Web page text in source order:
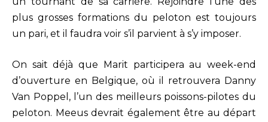
plus grosses formations du peloton est toujours
un pari, et il faudra voir s’il parvient à s’y imposer.
On sait déjà que Marit participera au week-end
d’ouverture en Belgique, où il retrouvera Danny
Van Poppel, l’un des meilleurs poissons-pilotes du
peloton. Meeus devrait également être au départ